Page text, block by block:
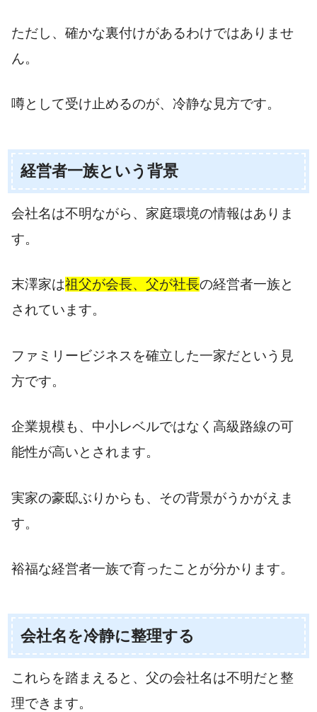
ただし、確かな裏付けがあるわけではありませ
ん。
噂として受け止めるのが、冷静な見方です。
経営者一族という背景
会社名は不明ながら、家庭環境の情報はありま
す。
末澤家は祖父が会長、父が社長の経営者一族と
されています。
ファミリービジネスを確立した一家だという見
方です。
企業規模も、中小レベルではなく高級路線の可
能性が高いとされます。
実家の豪邸ぶりからも、その背景がうかがえま
す。
裕福な経営者一族で育ったことが分かります。
会社名を冷静に整理する
これらを踏まえると、父の会社名は不明だと整
理できます。